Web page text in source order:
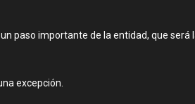
paso importante de la entidad, que
excepción.